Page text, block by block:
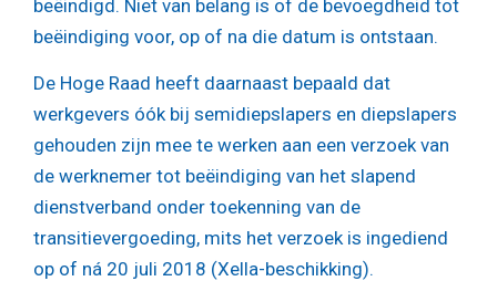
beëindigd. Niet van belang is of de bevoegdheid tot
beëindiging voor, op of na die datum is ontstaan.
De Hoge Raad heeft daarnaast bepaald dat
werkgevers óók bij semidiepslapers en diepslapers
gehouden zijn mee te werken aan een verzoek van
de werknemer tot beëindiging van het slapend
dienstverband onder toekenning van de
transitievergoeding, mits het verzoek is ingediend
op of ná 20 juli 2018 (Xella-beschikking).